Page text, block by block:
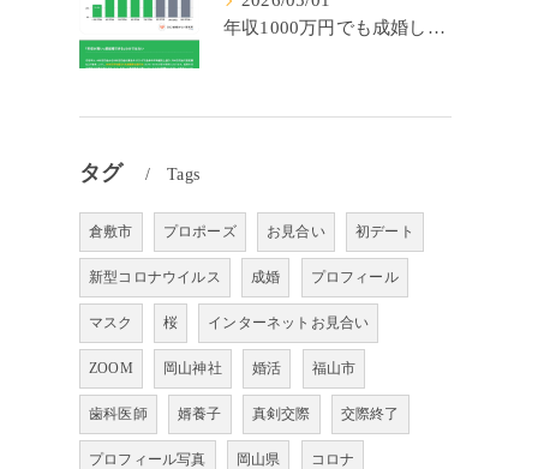
年収1000万円でも成婚しやすいとは限らない? 「年収帯別の成婚率」のリアル
タグ Tags
倉敷市 プロポーズ お見合い 初デート
新型コロナウイルス 成婚 プロフィール
マスク 桜 インターネットお見合い
ZOOM 岡山神社 婚活 福山市
歯科医師 婿養子 真剣交際 交際終了
プロフィール写真 岡山県 コロナ